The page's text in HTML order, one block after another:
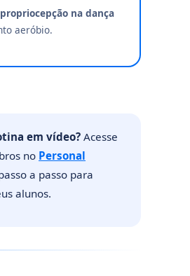
propriocepção na dança
aeróbio.
em vídeo?Acesse
no Personal
a passo para
alunos.